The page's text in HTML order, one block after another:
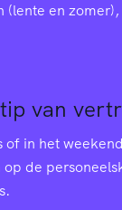
(lente en
van
of in het
de